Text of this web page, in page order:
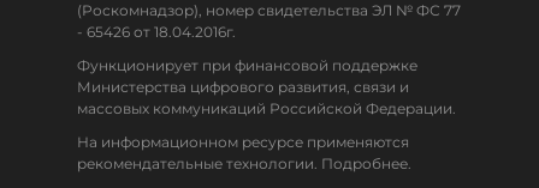
(Роскомнадзор), номер свидетельства ЭЛ № ФС 77
- 65426 от 18.04.2016г.
Функционирует при финансовой поддержке
Министерства цифрового развития, связи и
массовых коммуникаций Российской Федерации.
На информационном ресурсе применяются
рекомендательные технологии. Подробнее.